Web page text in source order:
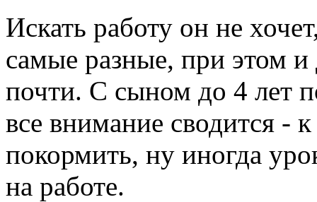
Искать работу он не
самые разные, при этом
почти. С сыном до 4 лет
все внимание сводится -
покормить, ну иногда
на работе.